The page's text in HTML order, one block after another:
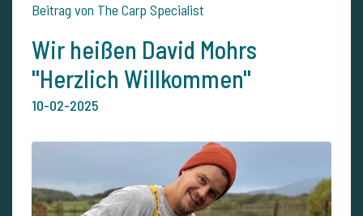
Beitrag von The Carp Specialist
Wir heißen David Mohrs
''Herzlich Willkommen''
10-02-2025